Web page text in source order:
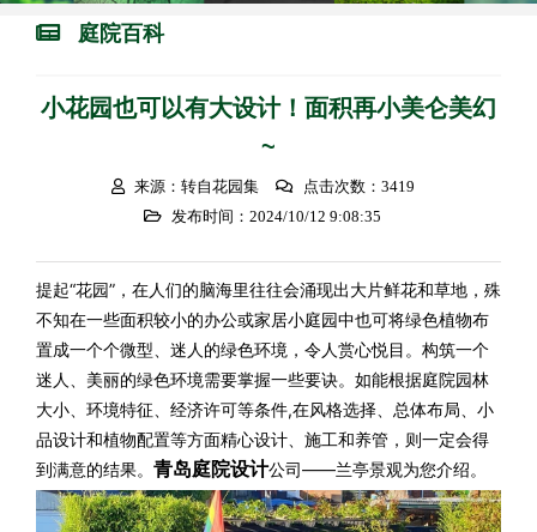
庭院百科
小花园也可以有大设计！面积再小美仑美幻
~
来源：转自花园集
点击次数：3419
发布时间：2024/10/12 9:08:35
提起“花园”， 在人们的脑海里往往会涌现出大片鲜花和草地， 殊
不知在一些面积较小的办公或家居小庭园中也可将绿色植物布
置成一个个微型、迷人的绿色环境， 令人赏心悦目。构筑一个
迷人、美丽的绿色环境需要掌握一些要诀。如能根据庭院园林
大小、环境特征、经济许可等条件,在风格选择、总体布局、小
品设计和植物配置等方面精心设计、施工和养管，则一定会得
到满意的结果。 青岛庭院设计公司——兰亭景观为您介绍。